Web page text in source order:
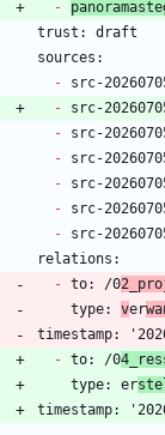
-
-
-
-
-
-
-
-
- to: /0
    type:
ver
timestamp:
- to: /0
    type: er
timestamp: